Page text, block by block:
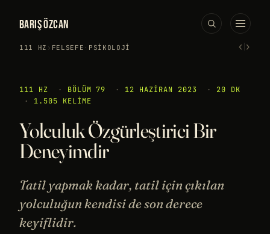
BARIŞ ÖZCAN
111 HZ › FELSEFE · PSIKOLOJI ‹›
111 HZ · BÖLÜM 79 · 12 HAZIRAN 2023 ·
20 DK
·
1.505 KELIME
Yolculuk Özgürleştirici Bir
Deneyimdir
Tatil yapmak kadar, tatil için çıkılan
yolculuğun kendisi de son derece
keyiflidir.